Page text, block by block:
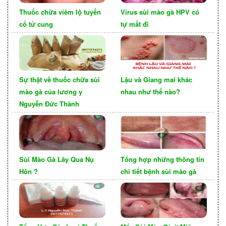
Lạm dụng chất gây nghiện:Tham gia vào việc
lạm dụng ma túy hoặc rượu có thể dẫn đến các
hành vi tình dục nguy hiểm, làm tăng nguy cơ lây
truyền bệnh lậu.
CHẨN ĐOÁN VÀ ĐIỀU TRỊ
BỆNH LẬU
Thuốc chữa viêm lộ tuyến
cổ tử cung
Virus sùi mào gà HPV có
tự mất đi
Sự thật về thuốc chữa sùi
mào gà của lương y
Nguyễn Đức Thành
Lậu và Giang mai khác
nhau như thế nào?
Sùi Mào Gà Lây Qua Nụ
Hôn ?
Tổng hợp những thông tin
chi tiết bệnh sùi mào gà